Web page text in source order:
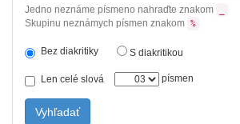
Jedno neznáme písmeno nahraďte znakom
Skupinu neznámych písmen znakom %
Bez diakritiky S diakritikou
Len celé slová písmen
Vyhľadať